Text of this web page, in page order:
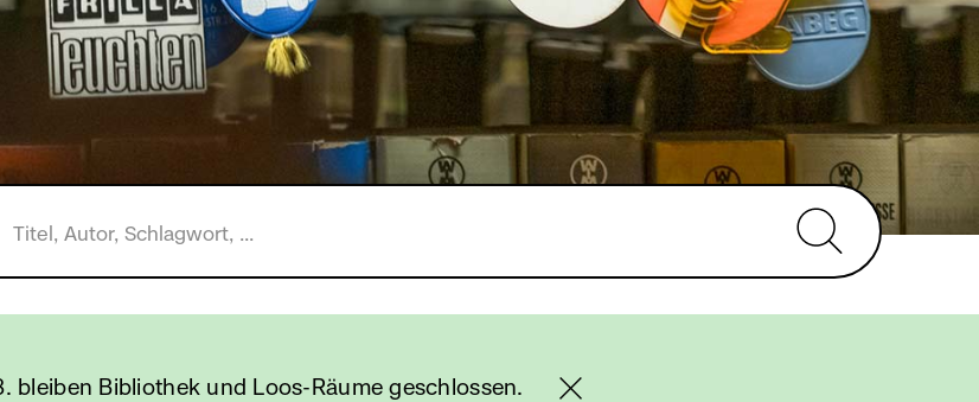
Katalogsuche
bleiben Bibliothek und Loos-Räume geschlossen.